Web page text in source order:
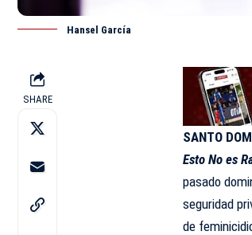
Hansel García
SHARE
SANTO
Esto No es
pasado
seguridad
de